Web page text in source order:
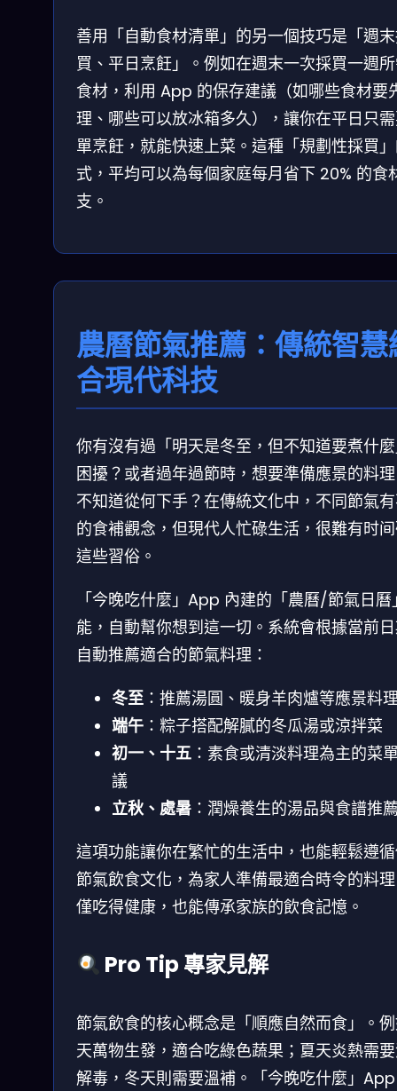
善用「自動食材清單」的另一個技巧是「週
買、平日烹飪」。例如在週末一次採買一週
食材，利用 App 的保存建議（如哪些食材要
理、哪些可以放冰箱多久），讓你在平日只
單烹飪，就能快速上菜。這種「規劃性採買
式，平均可以為每個家庭每月省下 20% 的食
支。
農曆節氣推薦：傳統智慧
合現代科技
你有沒有過「明天是冬至，但不知道要煮什
困擾？或者過年過節時，想要準備應景的料
不知道從何下手？在傳統文化中，不同節氣
的食補觀念，但現代人忙碌生活，很難有时
這些習俗。
「今晚吃什麼」App 內建的「農曆/節氣日曆
能，自動幫你想到這一切。系統會根據當前
自動推薦適合的節氣料理：
冬至 ：推薦湯圓、暖身羊肉爐等應景料
端午 ：粽子搭配解膩的冬瓜湯或涼拌菜
初一、十五 ：素食或清淡料理為主的菜
議
立秋、處暑 ：潤燥養生的湯品與食譜推
這項功能讓你在繁忙的生活中，也能輕鬆遵
節氣飲食文化，為家人準備最適合時令的料
僅吃得健康，也能傳承家族的飲食記憶。
Pro Tip 專家見解
節氣飲食的核心概念是「順應自然而食」。
天萬物生發，適合吃綠色蔬果；夏天炎熱需
解毒，冬天則需要溫補。「今晚吃什麼」